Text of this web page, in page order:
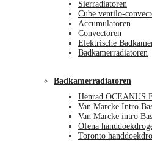
Sierradiatoren
Cube ventilo-
Accumulatoren
Convectoren
Elektrische
Badkamerradiatoren
Badkamerradiatoren
Henrad OCEANUS
Van Marcke Intro
Van Marcke intro
Ofena
Toronto